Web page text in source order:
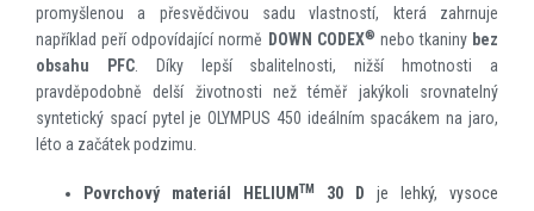
promyšlenou a přesvědčivou sadu vlastností, která zahrnuje
například peří odpovídající normě DOWN CODEX® nebo tkaniny bez
obsahu PFC. Díky lepší sbalitelnosti, nižší hmotnosti a
pravděpodobně delší životnosti než téměř jakýkoli srovnatelný
syntetický spací pytel je OLYMPUS 450 ideálním spacákem na jaro,
léto a začátek podzimu.
Povrchový materiál HELIUM TM 30 D je lehký, vysoce